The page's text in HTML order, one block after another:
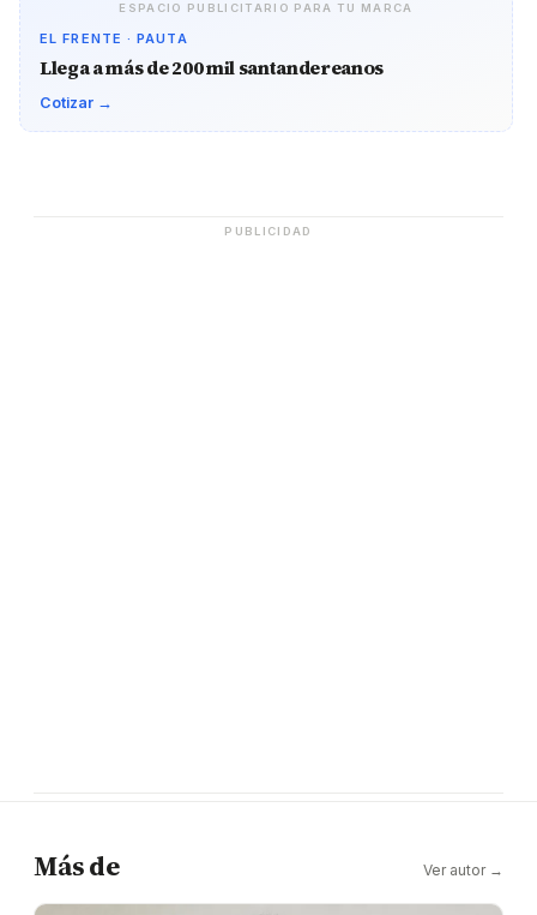
ESPACIO PUBLICITARIO PARA TU MARCA
EL FRENTE · PAUTA
Llega a más de 200 mil santandereanos
Cotizar →
PUBLICIDAD
Más de Ver autor →